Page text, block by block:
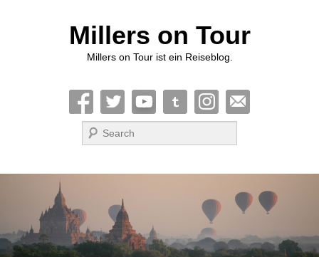
Millers on Tour
Millers on Tour ist ein Reiseblog.
Suche